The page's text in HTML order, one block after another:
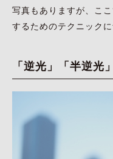
写真もありますが、こ
するためのテクニック
「逆光」「半逆光